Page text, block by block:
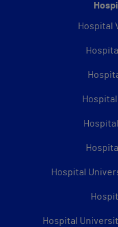
Hospital
Hospital
Hospital